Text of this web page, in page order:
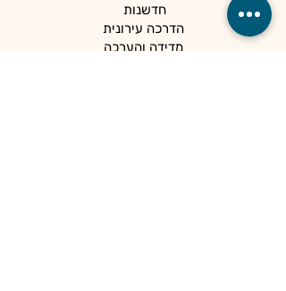
חדשנות
הדרכה עירונית
מדידה והערכה